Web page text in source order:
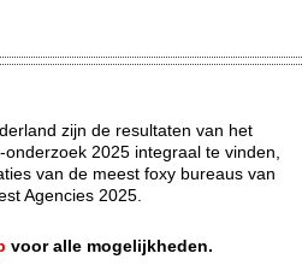
zijn de resultaten van het
2025 integraal te vinden,
van de meest foxy bureaus van
Agencies 2025.
voor alle mogelijkheden.